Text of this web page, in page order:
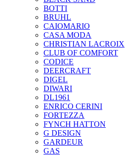
BOTTI
BRUHL
CAIOMARIO
CASA MODA
CHRISTIAN LACROIX
CLUB OF COMFORT
CODICE
DEERCRAFT
DIGEL
DIWARI
DL1961
ENRICO CERINI
FORTEZZA
FYNCH HATTON
G DESIGN
GARDEUR
GAS